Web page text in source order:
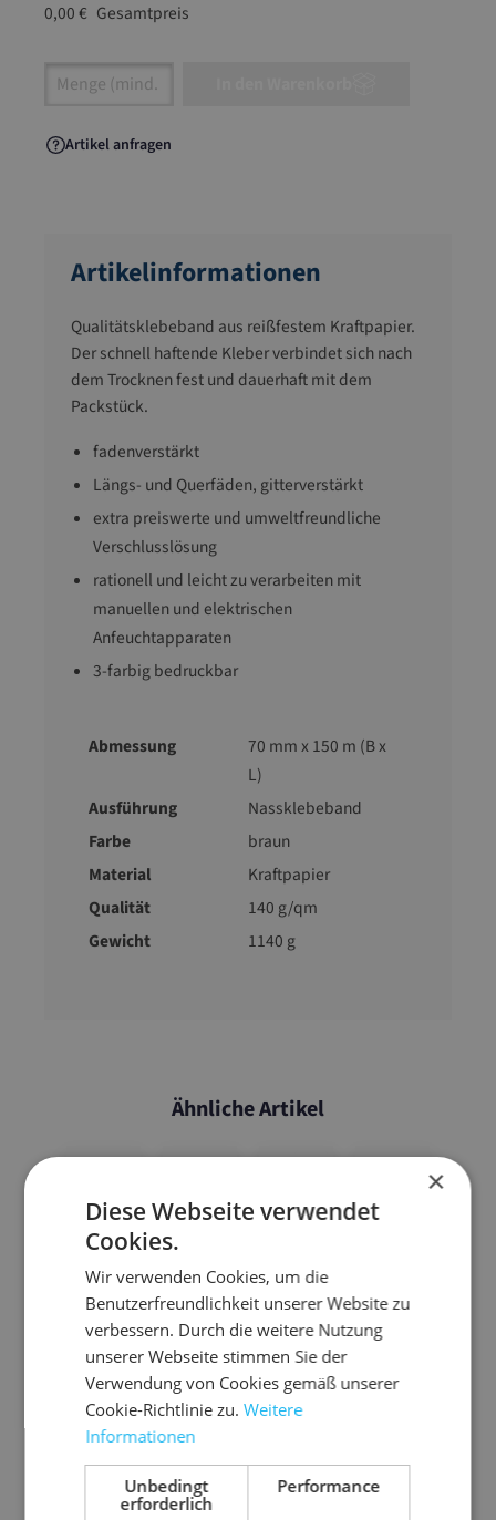
0,00 € Gesamtpreis
Artikel Anzahl: Gib den gewünschten Wert
Artikel anfragen
Artikelinformationen
Qualitätsklebeband aus reißfestem Kraftpapier.
Der schnell haftende Kleber verbindet sich nach
dem Trocknen fest und dauerhaft mit dem
Packstück.
fadenverstärkt
Längs- und Querfäden, gitterverstärkt
extra preiswerte und umweltfreundliche
Verschlusslösung
rationell und leicht zu verarbeiten mit
manuellen und elektrischen
Anfeuchtapparaten
3-farbig bedruckbar
Abmessung
70 mm x 150 m (B x
L)
Ausführung
Nassklebeband
Farbe
braun
Material
Kraftpapier
Qualität
140 g/qm
Gewicht
1140 g
Ähnliche Artikel
03.6
080/
03.7
070/
200
080/
200K
VC50
02
×
Diese Webseite verwendet
Cookies.
Wir verwenden Cookies, um die
Benutzerfreundlichkeit unserer Website zu
verbessern. Durch die weitere Nutzung
unserer Webseite stimmen Sie der
Verwendung von Cookies gemäß unserer
Cookie-Richtlinie zu.Weitere
Informationen
Unbedingt
erforderlich
Performance